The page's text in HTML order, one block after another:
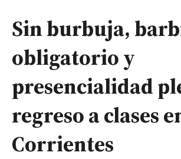
Sin burbuja,
obligatorio y
presencialidad
regreso a clases
Corrientes